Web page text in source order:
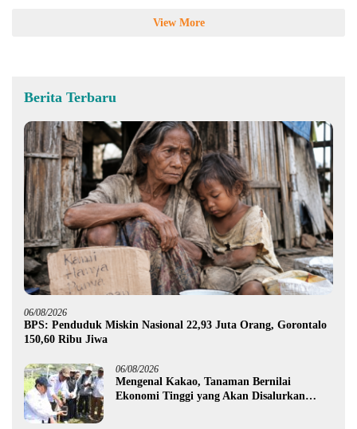
View More
Berita Terbaru
06/08/2026
BPS: Penduduk Miskin Nasional 22,93 Juta Orang, Gorontalo
150,60 Ribu Jiwa
06/08/2026
Mengenal Kakao, Tanaman Bernilai
Ekonomi Tinggi yang Akan Disalurkan